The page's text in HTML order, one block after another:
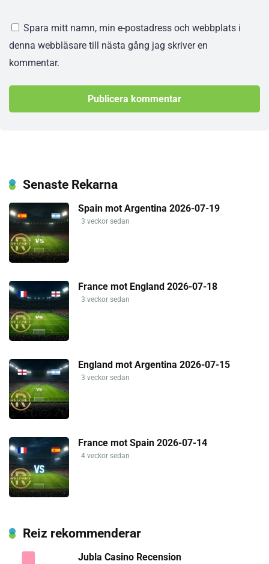
Spara mitt namn, min e-postadress och webbplats i
denna webbläsare till nästa gång jag skriver en
kommentar.
Senaste Rekarna
Spain mot Argentina 2026-07-19
3 veckor sedan
France mot England 2026-07-18
3 veckor sedan
England mot Argentina 2026-07-15
3 veckor sedan
France mot Spain 2026-07-14
4 veckor sedan
Reiz rekommenderar
Jubla Casino Recension